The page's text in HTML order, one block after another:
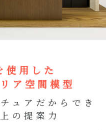
使用した
ア空間模型
ュアだからでき
の提案力